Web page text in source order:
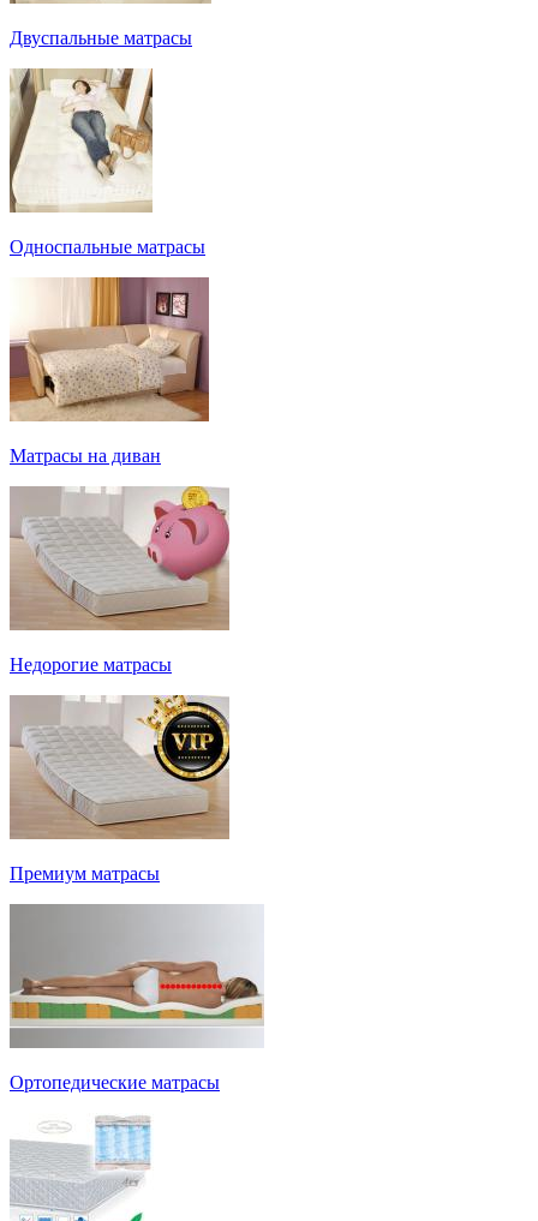
Двуспальные матрасы
Односпальные матрасы
Матрасы на диван
Недорогие матрасы
Премиум матрасы
Ортопедические матрасы